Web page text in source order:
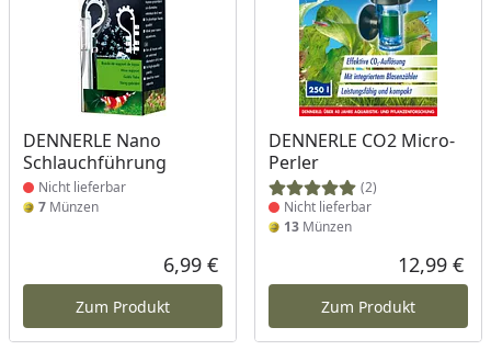
DENNERLE Nano
Schlauchführung
Produkt nicht lieferbar
Nicht lieferbar
7 Münzen
Aktueller Preis
6,99 €
Zum Produkt
DENNERLE CO2 Micro-
Perler
(2)
Produkt nicht lieferbar
Nicht lieferbar
13Münzen
12,99 €
Zum Produkt